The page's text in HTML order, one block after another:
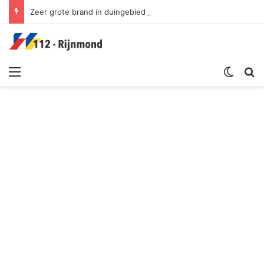
Zeer grote brand in duingebied | Oosterduinpad Ouddorp
Menu Switch